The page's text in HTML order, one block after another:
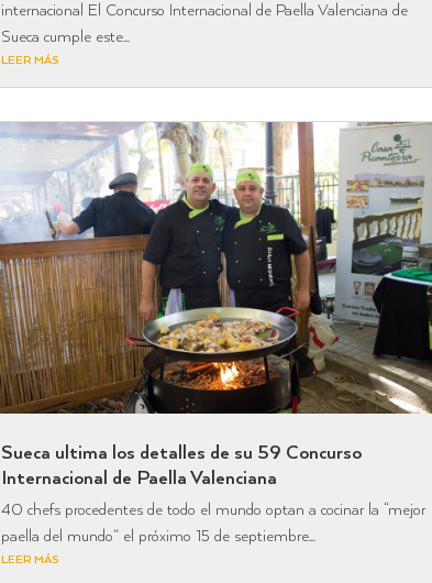
internacional El Concurso Internacional de Paella Valenciana de
Sueca cumple este...
LEER MÁS
Sueca ultima los detalles de su 59 Concurso
Internacional de Paella Valenciana
40 chefs procedentes de todo el mundo optan a cocinar la “mejor
paella del mundo” el próximo 15 de septiembre...
LEER MÁS